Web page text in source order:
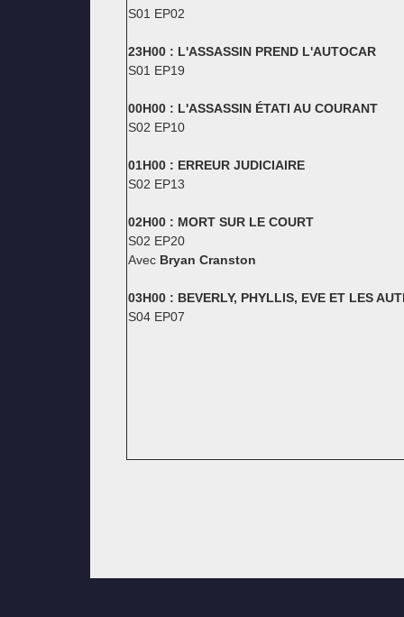
S01 EP02
23H00 : L'ASSASSIN PREND L'AUTOCAR
S01 EP19
00H00 : L'ASSASSIN ÉTATI AU COURANT
S02 EP10
01H00 : ERREUR JUDICIAIRE
S02 EP13
02H00 : MORT SUR LE COURT
S02 EP20
Avec Bryan Cranston
03H00 : BEVERLY, PHYLLIS, EVE ET LES
S04 EP07